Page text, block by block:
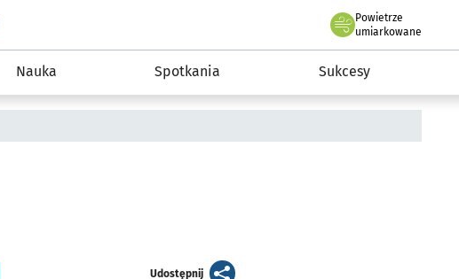
rozwoju przedsiębiorczości miasta Wrocławia
Powietrze
we Wrocławiu
umiarkowane
Nauka Spotkania Sukcesy
Udostępnijartykuł